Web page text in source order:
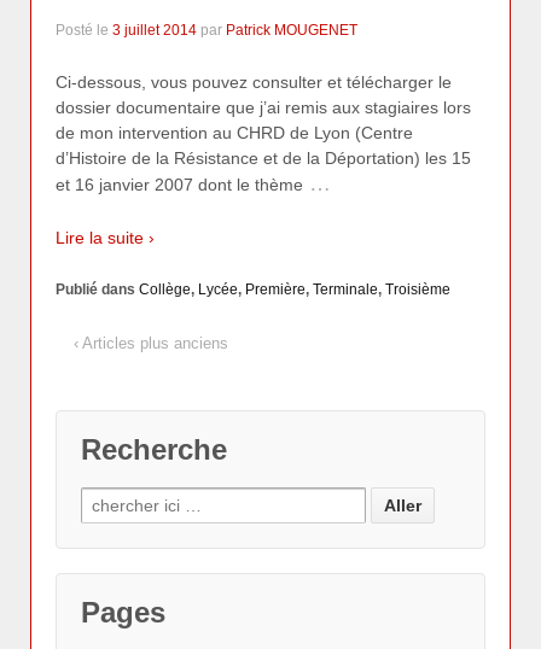
Posté le 3 juillet 2014 par Patrick MOUGENET
Ci-dessous, vous pouvez consulter et télécharger le
dossier documentaire que j’ai remis aux stagiaires lors
de mon intervention au CHRD de Lyon (Centre
d’Histoire de la Résistance et de la Déportation) les 15
et 16 janvier 2007 dont le thème …
Lire la suite ›
Publié dans Collège, Lycée, Première, Terminale, Troisième
‹ Articles plus anciens
Recherche
Pages